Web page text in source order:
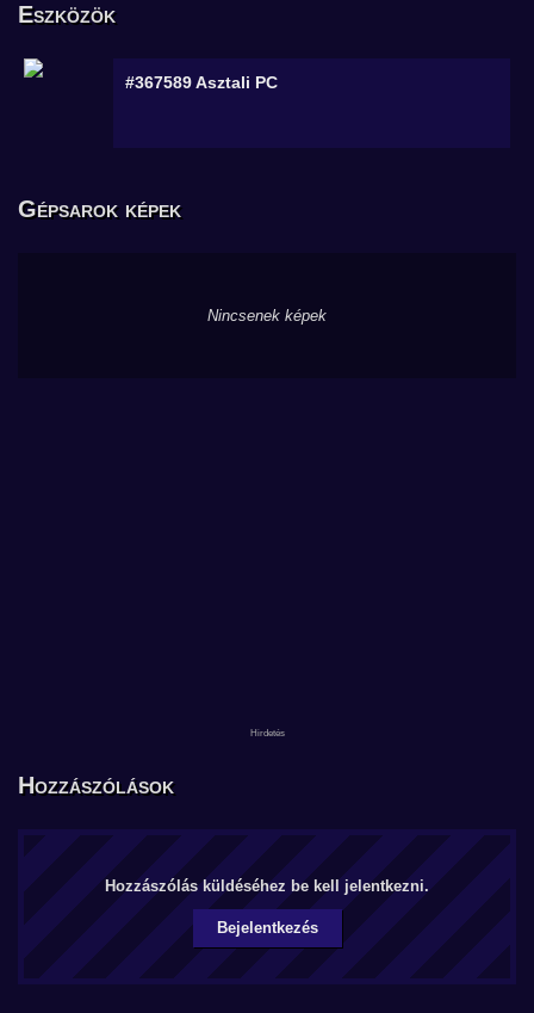
Eszközök
#367589Asztali PC
Gépsarok képek
Nincsenek képek
Hozzászólások
Hozzászólás küldéséhez be kell jelentkezni.
Bejelentkezés